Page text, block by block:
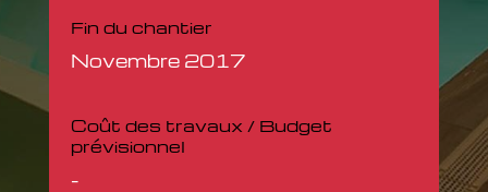
Fin du chantier
Novembre 2017
Coût des travaux / Budget
prévisionnel
-